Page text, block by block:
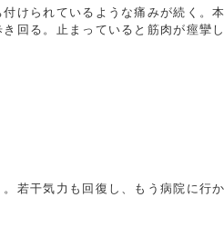
けられているような痛みが続く。
回る。止まっていると筋肉が痙攣
若干気力も回復し、もう病院に行か